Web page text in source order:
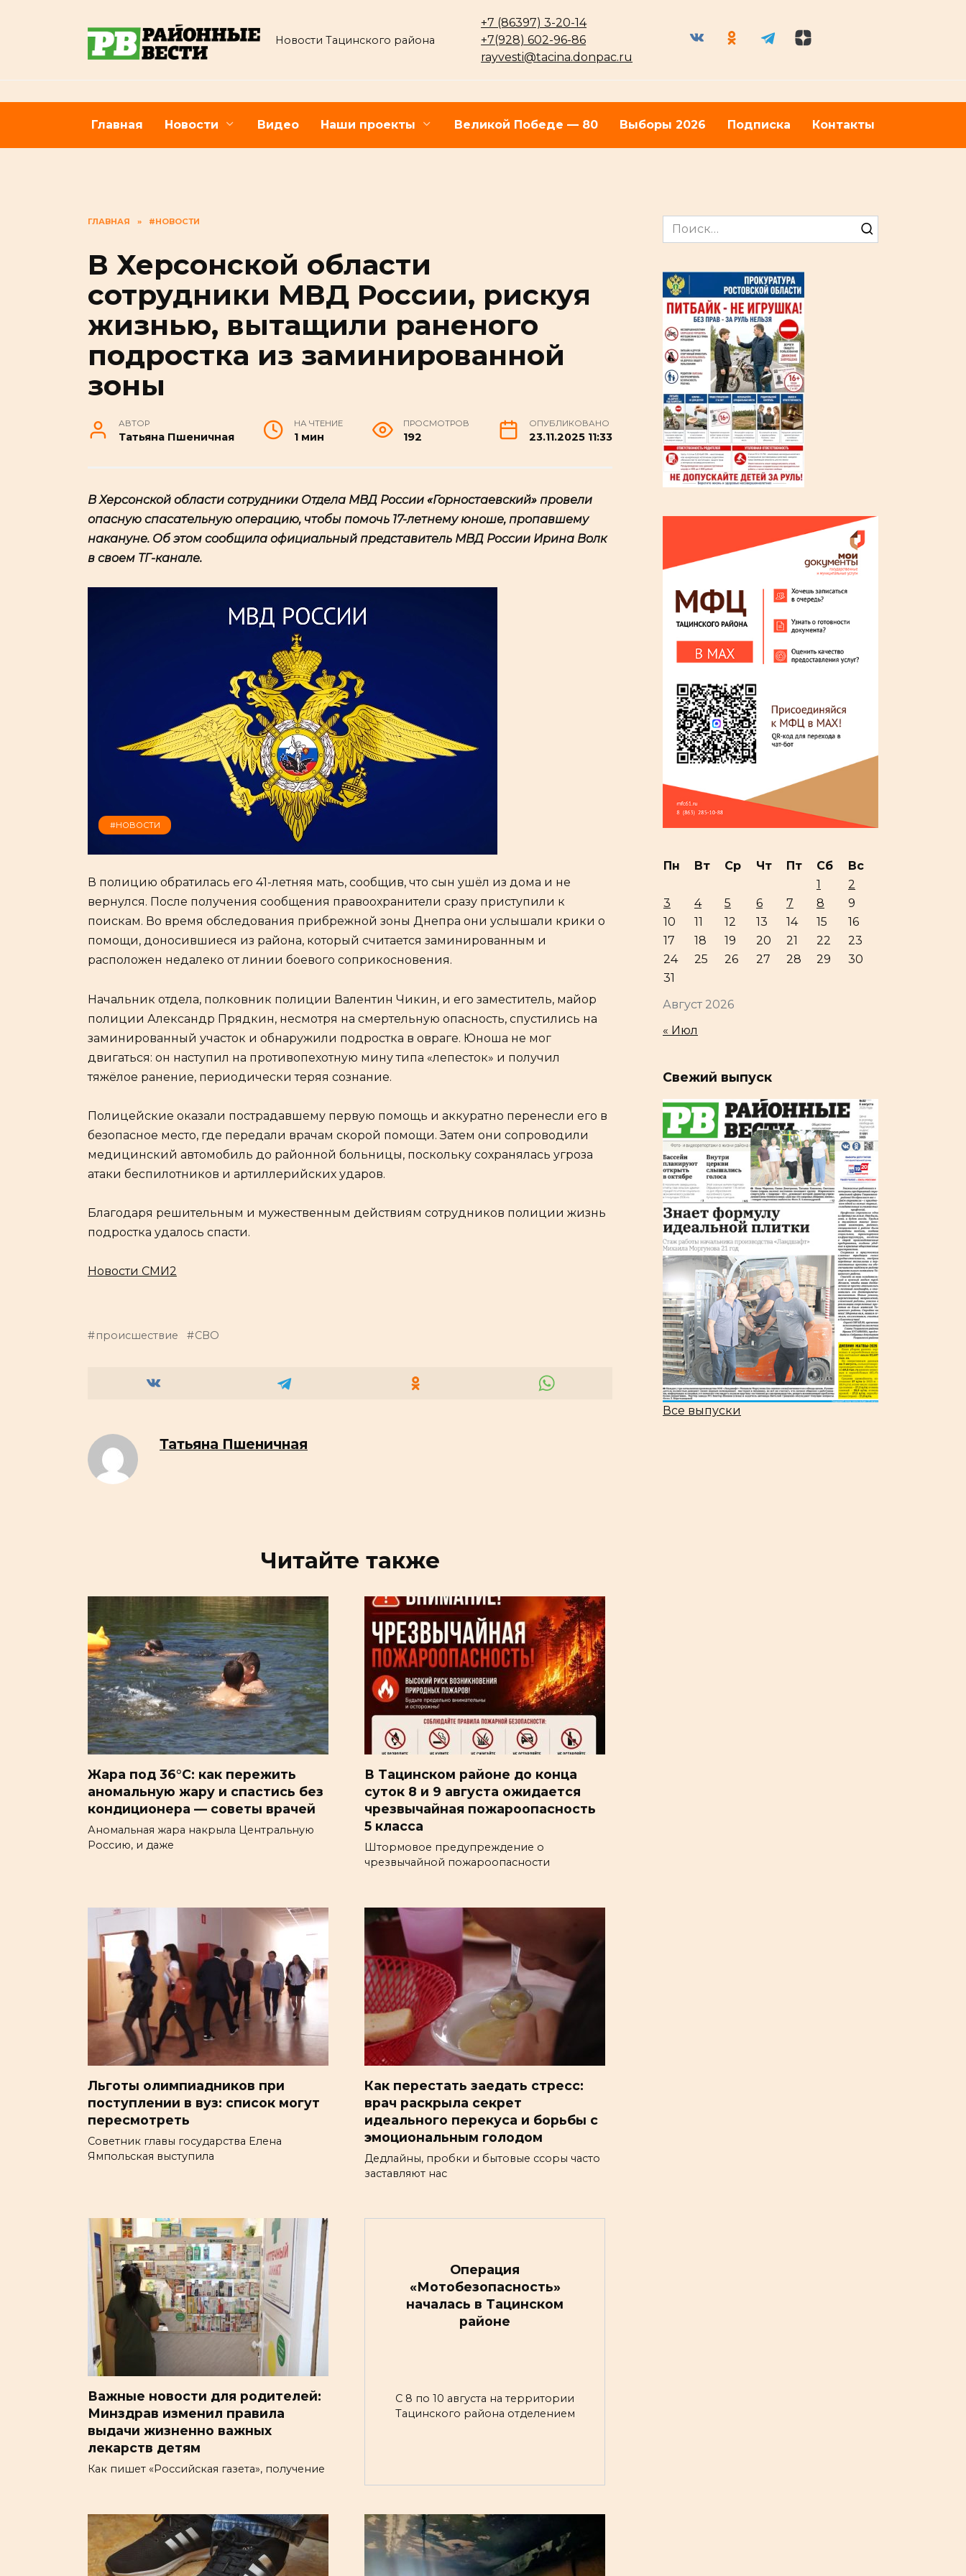
Новости Тацинского района
+7 (86397) 3-20-14
+7(928) 602-96-86
rayvesti@tacina.donpac.ru
Главная Новости Видео Наши проекты Великой Победе — 80 Выборы 2026 Подписка Контакты
ГЛАВНАЯ » #НОВОСТИ
В Херсонской области
сотрудники МВД России, рискуя
жизнью, вытащили раненого
подростка из заминированной
зоны
АВТОР
Татьяна Пшеничная
НА ЧТЕНИЕ
1 мин
ПРОСМОТРОВ
192
ОПУБЛИКОВАНО
23.11.2025 11:33
В Херсонской области сотрудники Отдела МВД России «Горностаевский» провели
опасную спасательную операцию, чтобы помочь 17-летнему юноше, пропавшему
накануне. Об этом сообщила официальный представитель МВД России Ирина Волк
в своем ТГ-канале.
#НОВОСТИ
В полицию обратилась его 41-летняя мать, сообщив, что сын ушёл из дома и не
вернулся. После получения сообщения правоохранители сразу приступили к
поискам. Во время обследования прибрежной зоны Днепра они услышали крики о
помощи, доносившиеся из района, который считается заминированным и
расположен недалеко от линии боевого соприкосновения.
Начальник отдела, полковник полиции Валентин Чикин, и его заместитель, майор
полиции Александр Прядкин, несмотря на смертельную опасность, спустились на
заминированный участок и обнаружили подростка в овраге. Юноша не мог
двигаться: он наступил на противопехотную мину типа «лепесток» и получил
тяжёлое ранение, периодически теряя сознание.
Полицейские оказали пострадавшему первую помощь и аккуратно перенесли его в
безопасное место, где передали врачам скорой помощи. Затем они сопроводили
медицинский автомобиль до районной больницы, поскольку сохранялась угроза
атаки беспилотников и артиллерийских ударов.
Благодаря решительным и мужественным действиям сотрудников полиции жизнь
подростка удалось спасти.
Новости СМИ2
происшествие СВО
Татьяна Пшеничная
Читайте также
Жара под 36°C: как пережить
аномальную жару и спастись без
кондиционера — советы врачей
Аномальная жара накрыла Центральную
Россию, и даже
В Тацинском районе до конца
суток 8 и 9 августа ожидается
чрезвычайная пожароопасность
5 класса
Штормовое предупреждение о
чрезвычайной пожароопасности
Льготы олимпиадников при
поступлении в вуз: список могут
пересмотреть
Советник главы государства Елена
Ямпольская выступила
Как перестать заедать стресс:
врач раскрыла секрет
идеального перекуса и борьбы с
эмоциональным голодом
Дедлайны, пробки и бытовые ссоры часто
заставляют нас
Важные новости для родителей:
Минздрав изменил правила
выдачи жизненно важных
лекарств детям
Как пишет «Российская газета», получение
Операция
«Мотобезопасность»
началась в Тацинском
районе
С 8 по 10 августа на территории
Тацинского района отделением
Search
for:
Август 2026
Пн Вт Ср Чт Пт Сб
Вс
1
2
3
4 5 6 7 8
9
10
11 12 13 14 15
16
17
18 19 20 21 22
23
24
25 26 27 28 29
30
31
« Июл
Свежий выпуск
Все выпуски